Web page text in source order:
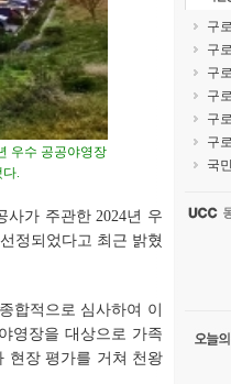
우수 공공야영장
.
사가 주관한 2024년 우
정되었다고 최근 밝혔
합적으로 심사하여 이
영장을 대상으로 가족
현장 평가를 거쳐 천왕
구
구
구
구
구
구
국